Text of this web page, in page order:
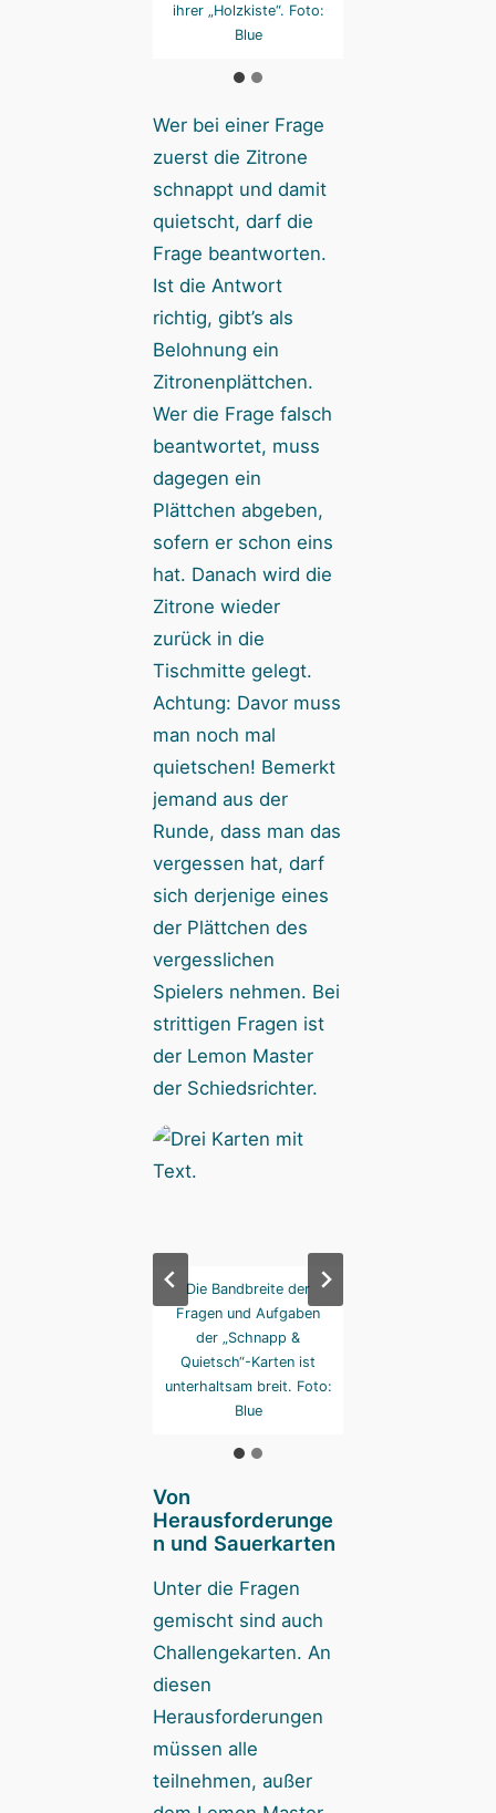
ihrer „Holzkiste“. Foto:
Blue
Wer bei einer Frage
zuerst die Zitrone
schnappt und damit
quietscht, darf die
Frage beantworten.
Ist die Antwort
richtig, gibt’s als
Belohnung ein
Zitronenplättchen.
Wer die Frage falsch
beantwortet, muss
dagegen ein
Plättchen abgeben,
sofern er schon eins
hat. Danach wird die
Zitrone wieder
zurück in die
Tischmitte gelegt.
Achtung: Davor muss
man noch mal
quietschen! Bemerkt
jemand aus der
Runde, dass man das
vergessen hat, darf
sich derjenige eines
der Plättchen des
vergesslichen
Spielers nehmen. Bei
strittigen Fragen ist
der Lemon Master
der Schiedsrichter.
Die Bandbreite der
Fragen und Aufgaben
der „Schnapp &
Quietsch“-Karten ist
unterhaltsam breit. Foto:
Blue
Von
Herausforderunge
n und Sauerkarten
Unter die Fragen
gemischt sind auch
Challengekarten. An
diesen
Herausforderungen
müssen alle
teilnehmen, außer